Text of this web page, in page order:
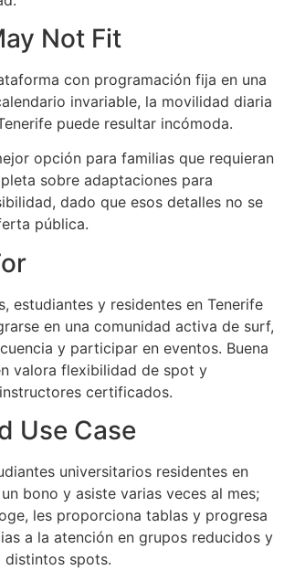
Not Fit
con programación fija en una
invariable, la movilidad diaria
puede resultar incómoda.
opción para familias que requieran
sobre adaptaciones para
dado que esos detalles no se
pública.
estudiantes y residentes en Tenerife
en una comunidad activa de surf,
y participar en eventos. Buena
valora flexibilidad de spot y
certificados.
Use Case
universitarios residentes en
bono y asiste varias veces al mes;
les proporciona tablas y progresa
a la atención en grupos reducidos y
distintos spots.